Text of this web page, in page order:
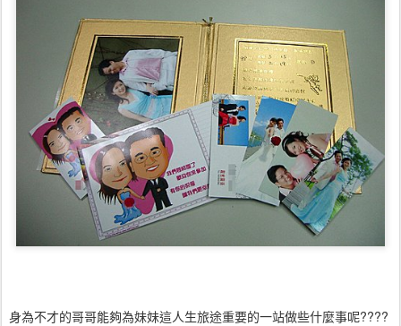
身為不才的哥哥能夠為妹妹這人生旅途重要的一站做些什麼事呢????